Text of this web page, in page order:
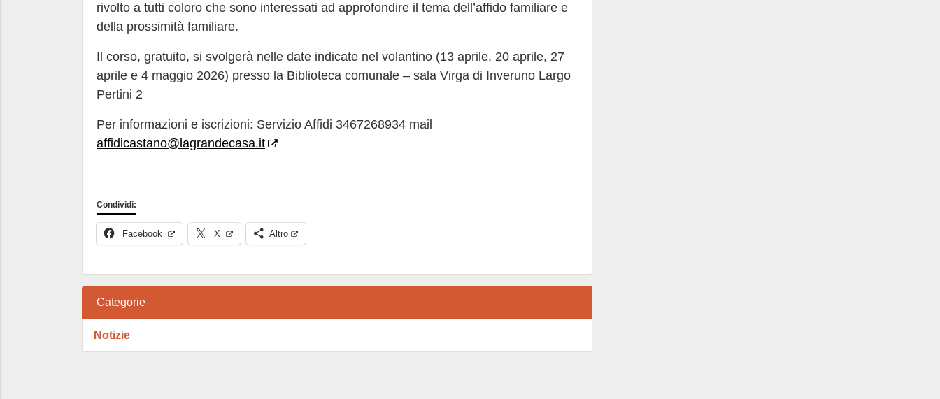
rivolto a tutti coloro che sono interessati ad approfondire il tema dell’affido familiare e
della prossimità familiare.
Il corso, gratuito, si svolgerà nelle date indicate nel volantino (13 aprile, 20 aprile, 27
aprile e 4 maggio 2026) presso la Biblioteca comunale – sala Virga di Inveruno Largo
Pertini 2
Per informazioni e iscrizioni: Servizio Affidi 3467268934 mail
affidicastano@lagrandecasa.it
Condividi:
Facebook X Altro
Categorie
Notizie